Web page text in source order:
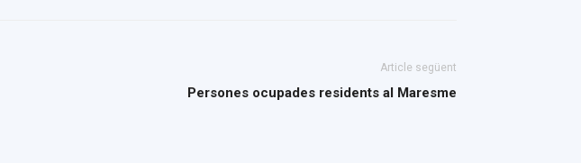
Article següent
Persones ocupades residents al Maresme